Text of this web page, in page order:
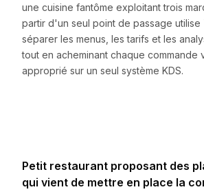
une cuisine fantôme exploitant trois
partir d'un seul point de passage
séparer les menus, les tarifs et les
tout en acheminant chaque commande
approprié sur un seul système KDS.
Petit restaurant proposant des
qui vient de mettre en place la